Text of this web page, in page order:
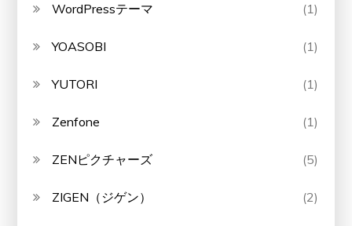
WordPressテーマ (1)
YOASOBI (1)
YUTORI (1)
Zenfone (1)
ZENピクチャーズ (5)
ZIGEN（ジゲン） (2)